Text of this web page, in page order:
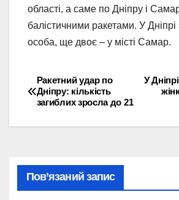
області, а саме по Дніпру і
балістичними ракетами. У
особа, ще двоє – у місті Самар.
Навігація
записів
У
Ракетний удар по
Дніпру: кількість
загиблих зросла до 21
Пов’язаний запис